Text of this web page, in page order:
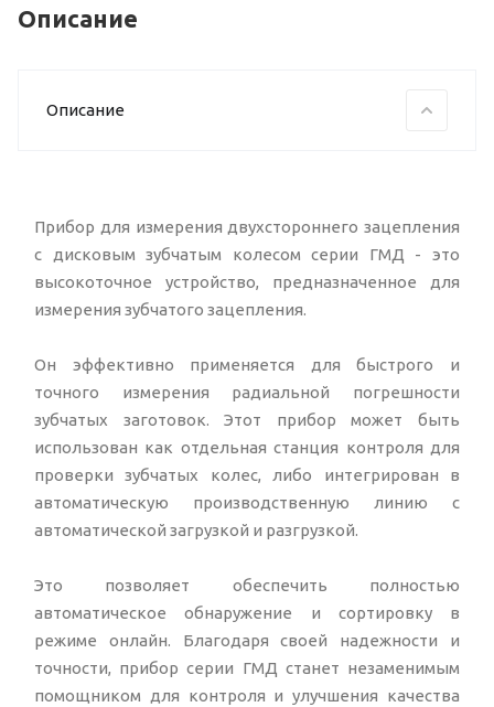
Описание
Описание
Прибор для измерения двухстороннего зацепления
с дисковым зубчатым колесом серии ГМД - это
высокоточное устройство, предназначенное для
измерения зубчатого зацепления.
Он эффективно применяется для быстрого и
точного измерения радиальной погрешности
зубчатых заготовок. Этот прибор может быть
использован как отдельная станция контроля для
проверки зубчатых колес, либо интегрирован в
автоматическую производственную линию с
автоматической загрузкой и разгрузкой.
Это позволяет обеспечить полностью
автоматическое обнаружение и сортировку в
режиме онлайн. Благодаря своей надежности и
точности, прибор серии ГМД станет незаменимым
помощником для контроля и улучшения качества